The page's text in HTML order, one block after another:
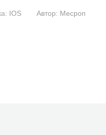
IOS Автор: Месроп